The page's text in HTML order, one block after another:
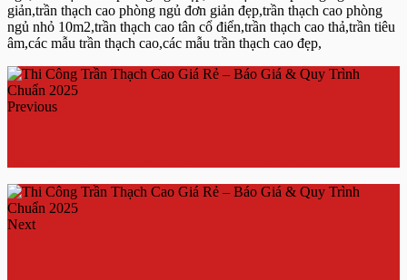
giản,trần thạch cao phòng ngủ đơn giản đẹp,trần thạch cao phòng
ngủ nhỏ 10m2,trần thạch cao tân cổ điển,trần thạch cao thả,trần tiêu
âm,các mẫu trần thạch cao,các mẫu trần thạch cao đẹp,
Previous
Next